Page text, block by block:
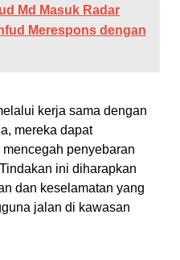
Md Masuk Radar
Merespons dengan
kerja sama dengan
mereka dapat
penyebaran
ini diharapkan
dan keselamatan yang
jalan di kawasan